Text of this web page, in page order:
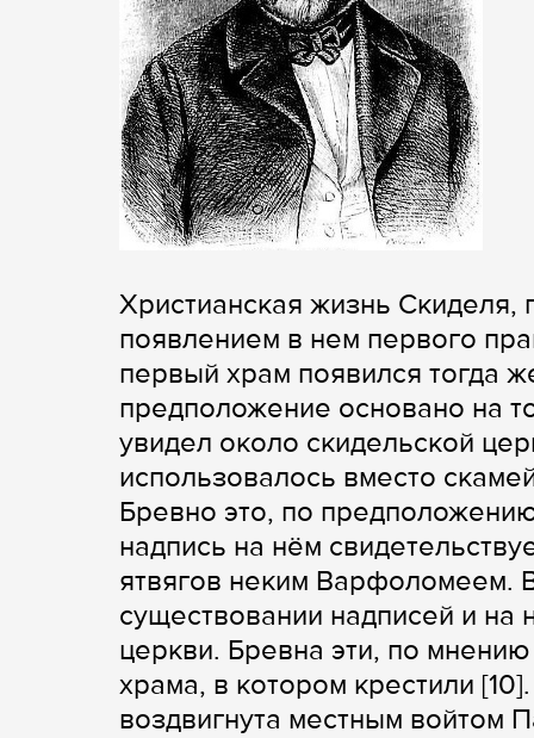
Христианская жизнь Скиделя,
появлением в нем первого
первый храм появился тогда
предположение основано на
увидел около скидельской
использовалось вместо
Бревно это, по
надпись на нём
ятвягов неким Варфоломеем.
существовании надписей и на
церкви. Бревна эти, по
храма, в котором крестили
воздвигнута местным войтом